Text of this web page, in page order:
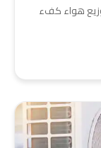
هواء كفء